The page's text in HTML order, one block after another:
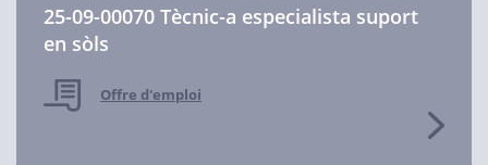
25-09-00070 Tècnic-a especialista suport
en sòls
Offre d'emploi